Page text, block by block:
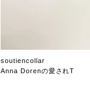
soutiencollar
Anna Dorenの愛されT